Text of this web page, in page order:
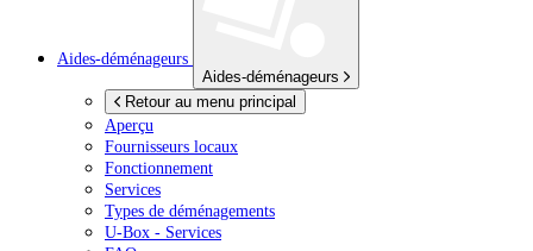
Aides-déménageurs
Aides-déménageurs
Retour au menu principal
Aperçu
Fournisseurs locaux
Fonctionnement
Services
Types de déménagements
U-Box - Services